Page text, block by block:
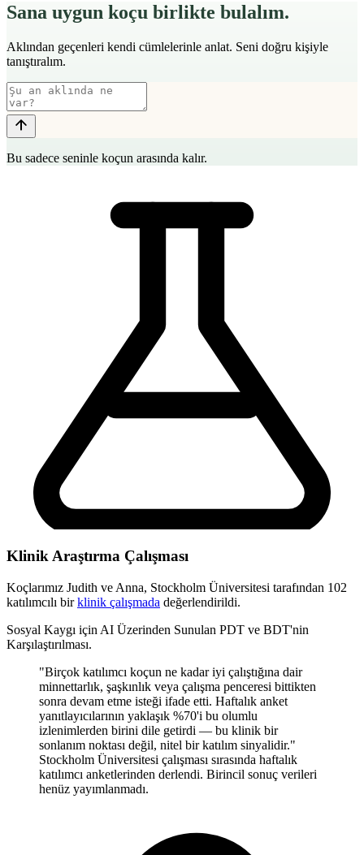
Sana uygun koçu birlikte bulalım.
Aklından geçenleri kendi cümlelerinle anlat. Seni doğru kişiyle
tanıştıralım.
Bu sadece seninle koçun arasında kalır.
Klinik Araştırma Çalışması
Koçlarımız Judith ve Anna, Stockholm Üniversitesi tarafından 102
katılımcılı birklinik çalışmada değerlendirildi.
Sosyal Kaygı için AI Üzerinden Sunulan PDT ve BDT'nin
Karşılaştırılması.
"Birçok katılımcı koçun ne kadar iyi çalıştığına dair
minnettarlık, şaşkınlık veya çalışma penceresi bittikten
sonra devam etme isteği ifade etti. Haftalık anket
yanıtlayıcılarının yaklaşık %70'i bu olumlu
izlenimlerden birini dile getirdi — bu klinik bir
sonlanım noktası değil, nitel bir katılım sinyalidir."
Stockholm Üniversitesi çalışması sırasında haftalık
katılımcı anketlerinden derlendi. Birincil sonuç verileri
henüz yayımlanmadı.